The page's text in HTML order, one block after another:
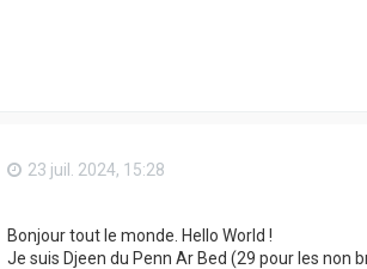
23 juil. 2024, 15:28
Bonjour tout le monde. Hello World !
Je suis Djeen du Penn Ar Bed (29 pour les non